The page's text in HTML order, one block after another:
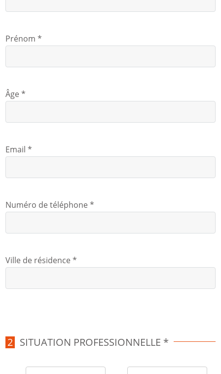
Prénom *
Âge *
Email *
Numéro de téléphone *
Ville de résidence *
SITUATION PROFESSIONNELLE *